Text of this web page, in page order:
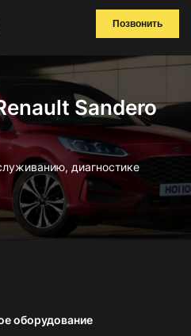
Позвонить
Sandero
диагностике
оборудование